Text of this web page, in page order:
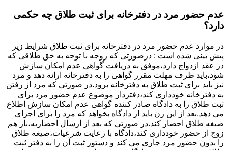
عدم حضور مرد در دفترخانه برای ثبت طلاق چه حکمی
دارد؟
در موارد عدم حضور مرد در دفترخانه برای ثبت طلاق شرایط زیر
پیش بینی شده است : درصورتی که زوجه با توجه به حق طلاقی که
در عقد ازدواج دارد،موفق به دریافت گواهی عدم امکان سازش
شود،باید ظرف مهلت مقرر گواهی را به دفترخانه ارائه دهد و مرد
نیز باید برای ثبت طلاق به دفترخانه برود.در صورتی که مرد از رفتن
به دفترخانه خودداری کند،دفتردار موضوع عدم حضور مرد برای
ثبت طلاق را به دادگاه صادر کننده گواهی عدم امکان سازش اطلاع
می دهد.بعد از این زن باید از دادگاه بخواهد که مرد را برای اجرای
صیغه طلاق احضار کند.در صورتی که بعد از ارسال احضاریه،باز هم
زوج از حضور خودداری کند،دادگاه با رعایت شرعیات،صیغه طلاق
را بدون حضور مرد جاری می کند و دستور ثبت آن را به دفتر ثبت